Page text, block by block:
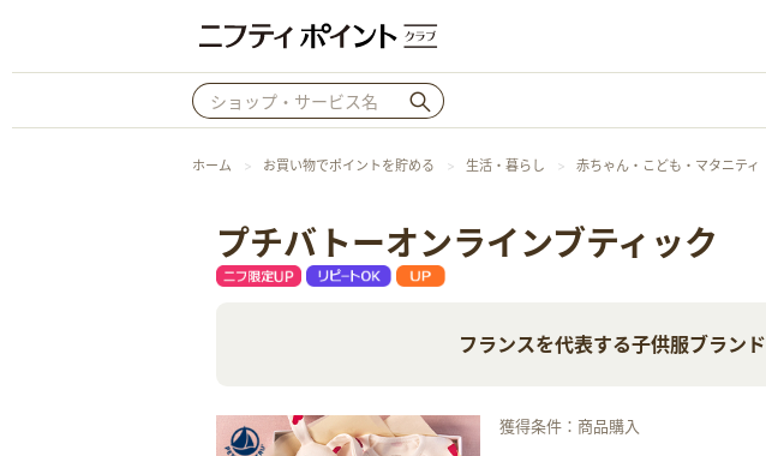
その他
お知らせ
ホーム お買い物でポイントを貯める 生活・暮らし 赤ちゃん・こども・マタニティ
プチバトーオンラインブティック
フランスを代表する子供服ブランド
獲得条件：商品購入